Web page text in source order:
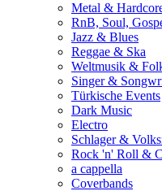
Metal &
RnB, Soul,
Jazz & Blues
Reggae & Ska
Weltmusik &
Singer &
Türkische Events
Dark Music
Electro
Schlager &
Rock 'n' Roll &
a cappella
Coverbands